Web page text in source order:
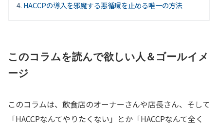
HACCPの導入を邪魔する悪循環を止める唯一の方法
このコラムを読んで欲しい人＆ゴールイメ
ージ
このコラムは、飲食店のオーナーさんや店長さん、そして
「HACCPなんてやりたくない」とか「HACCPなんて全く